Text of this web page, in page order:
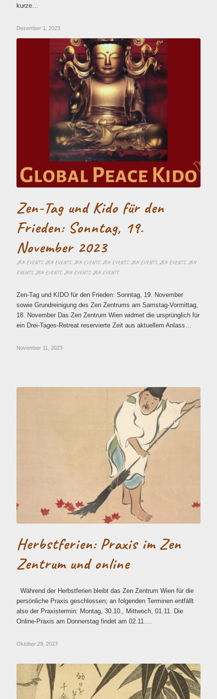
kurze…
Dezember 1, 2023
Zen-Tag und Kido für den
Frieden: Sonntag, 19.
November 2023
ZEN EVENTS, ZEN EVENTS, ZEN EVENTS, ZEN EVENTS, ZEN EVENTS, ZEN EVENTS, ZEN
EVENTS, ZEN EVENTS, ZEN EVENTS, ZEN EVENTS
Zen-Tag und KIDO für den Frieden: Sonntag, 19. November
sowie Grundreinigung des Zen Zentrums am Samstag-Vormittag,
18. November Das Zen Zentrum Wien widmet die ursprünglich für
ein Drei-Tages-Retreat reservierte Zeit aus aktuellem Anlass…
November 11, 2023
Herbstferien: Praxis im Zen
Zentrum und online
Während der Herbstferien bleibt das Zen Zentrum Wien für die
persönliche Praxis geschlossen; an folgenden Terminen entfällt
also der Praxistermin: Montag, 30.10., Mittwoch, 01.11. Die
Online-Praxis am Donnerstag findet am 02.11.…
Oktober 29, 2023